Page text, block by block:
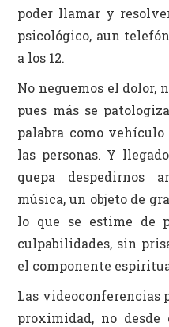
poder llamar y
psicológico, aun
a los 12.
No neguemos el dolor,
pues más se
palabra como vehículo
las personas. Y
quepa despedirnos
música, un objeto de
lo que se estime de
culpabilidades, sin
el componente
Las videoconferencias
proximidad, no